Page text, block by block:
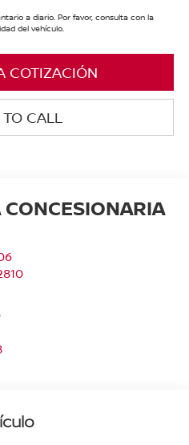
a diario. Por favor, consulta con la
del vehículo.
COTIZACIÓN
CALL